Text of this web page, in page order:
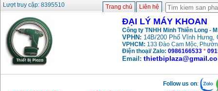
Máy khoan búa
Makita HP1630
(16mm) 710W
Giá
:1697000
Máy khoan Bosch
GSB 13RE (650W)
Lượt truy cập: 8395510
Trang chủ Liên hệ
ĐẠI LÝ MÁY KHOAN
Công ty TNHH Minh Thiên Long -
VPHN: 14B/200 Phố Vĩnh Hưng,
VPHCM: 133 Đào Cam Mộc,
Điện thoại/ Zalo: 0986166533 *
Email:
Follow us on: